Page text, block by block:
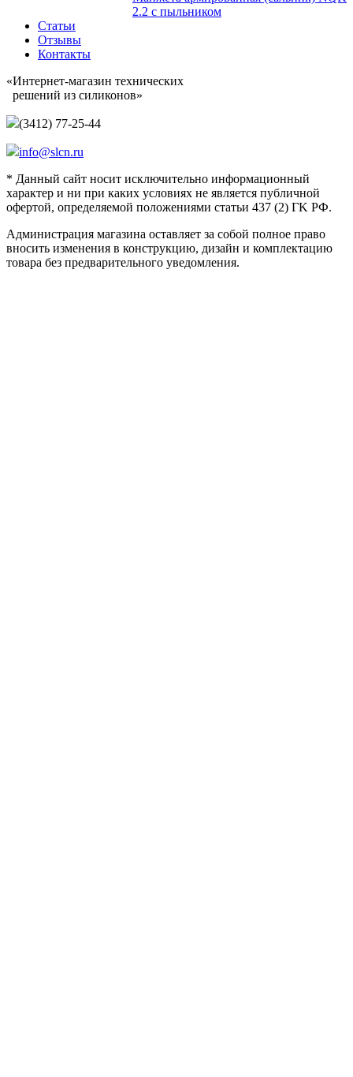
2.2 с пыльником
Статьи
Отзывы
Контакты
«Интернет-магазин технических
решений из силиконов»
(3412) 77-25-44
info@slcn.ru
* Данный сайт носит исключительно информационный
характер и ни при каких условиях не является публичной
офертой, определяемой положениями статьи 437 (2) ГK РФ.
Администрация магазина оставляет за собой полное право
вносить изменения в конструкцию, дизайн и комплектацию
товара без предварительного уведомления.